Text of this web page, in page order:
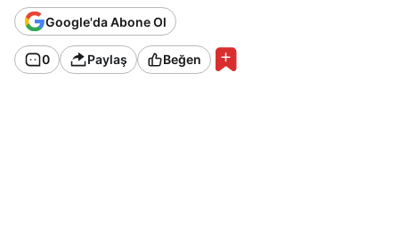
Google'da Abone Ol
0 Paylaş Beğen